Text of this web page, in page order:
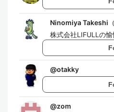
Ninomiya Takeshi
株式会社LIFULLの
@otakky
@zom